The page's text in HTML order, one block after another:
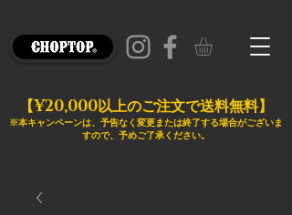
【¥20,000以上のご注文で送料無料】
※本キャンペーンは、予告なく変更または終了する場合がございま
すので、予めご了承ください。